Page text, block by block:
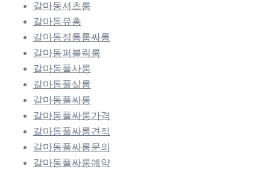
갈마동셔츠룸
갈마동유흥
갈마동정통룸싸롱
갈마동퍼블릭룸
갈마동풀사롱
갈마동풀살롱
갈마동풀싸롱
갈마동풀싸롱가격
갈마동풀싸롱견적
갈마동풀싸롱문의
갈마동풀싸롱예약